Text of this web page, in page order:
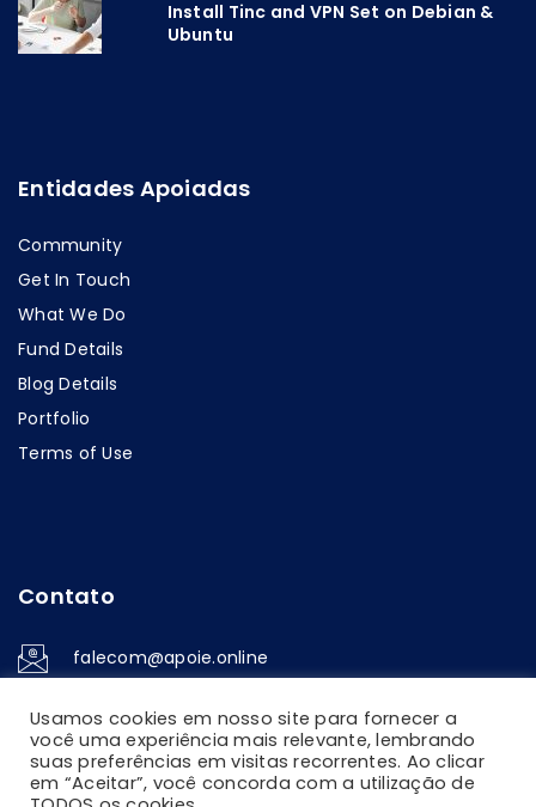
Install Tinc and VPN Set on Debian &
Ubuntu
Entidades Apoiadas
Community
Get In Touch
What We Do
Fund Details
Blog Details
Portfolio
Terms of Use
Contato
falecom@apoie.online
Usamos cookies em nosso site para fornecer a
você uma experiência mais relevante, lembrando
suas preferências em visitas recorrentes. Ao clicar
em “Aceitar”, você concorda com a utilização de